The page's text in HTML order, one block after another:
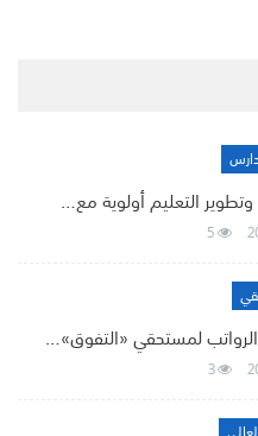
التعليم أولوية مع…
5
لمستحقي «التفوق»…
3